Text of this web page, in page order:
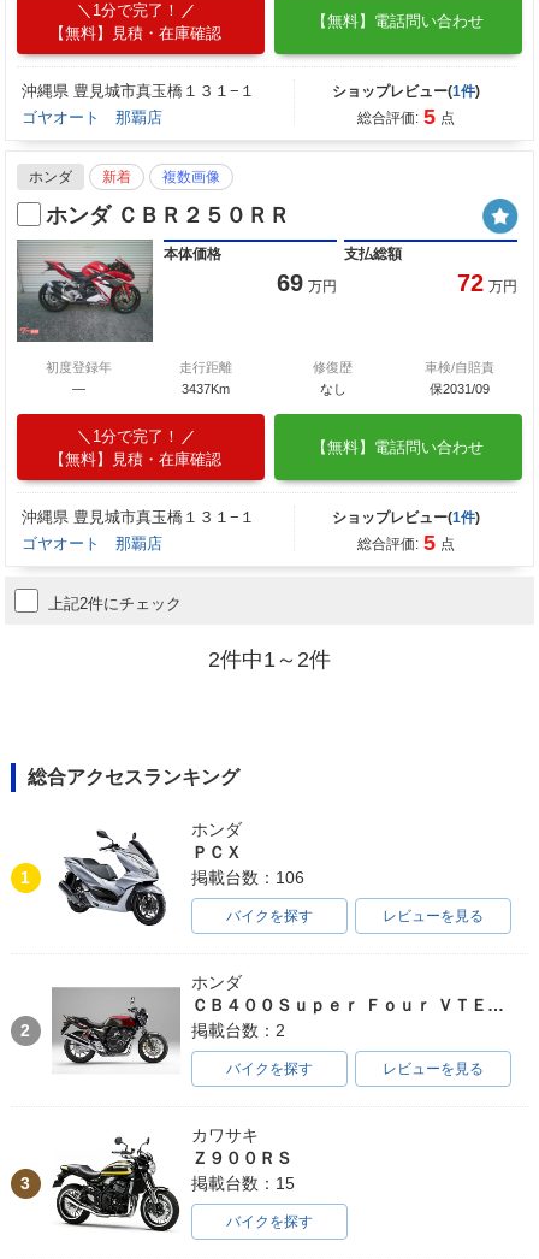
1分で完了！
【無料】見積・在庫確認
【無料】電話問い合わせ
沖縄県 豊見城市真玉橋１３１−１
ゴヤオート 那覇店
ショップレビュー(1件)
総合評価: 5 点
ホンダ 新着 複数画像
ホンダ ＣＢＲ２５０ＲＲ
本体価格
69 万円
支払総額
72 万円
初度登録年
―
走行距離
3437Km
修復歴
なし
車検/自賠責
保2031/09
1分で完了！
【無料】見積・在庫確認
【無料】電話問い合わせ
沖縄県 豊見城市真玉橋１３１−１
ゴヤオート 那覇店
ショップレビュー(1件)
総合評価: 5 点
上記2件にチェック
2件中1～2件
総合アクセスランキング
1
ホンダ
ＰＣＸ
掲載台数：106
バイクを探す レビューを見る
2
ホンダ
ＣＢ４００Ｓｕｐｅｒ Ｆｏｕｒ ＶＴＥＣ ＳＰＥＣ３
掲載台数：2
バイクを探す レビューを見る
3
カワサキ
Ｚ９００ＲＳ
掲載台数：15
バイクを探す